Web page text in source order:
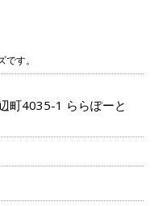
す。
町4035-1 ららぽーと